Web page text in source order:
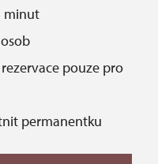
minut
pouze pro
permanentku